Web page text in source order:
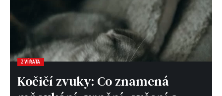
ZVÍŘATA
Kočičí zvuky: Co znamená